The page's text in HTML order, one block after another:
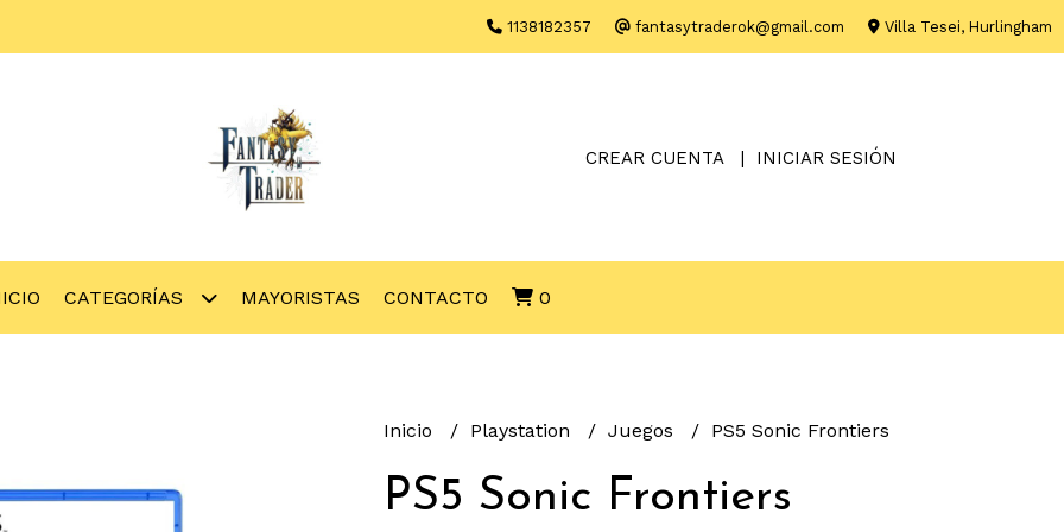
1138182357 fantasytraderok@gmail.com Villa Tesei, Hurlingham
CREAR CUENTA INICIAR SESIÓN
CATEGORÍAS MAYORISTAS CONTACTO 0
Inicio Playstation Juegos PS5 Sonic Frontiers
PS5 Sonic Frontiers